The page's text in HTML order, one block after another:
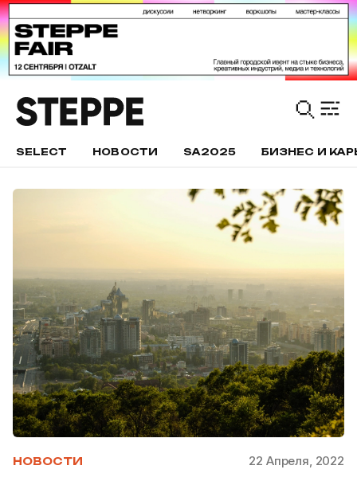
SELECT НОВОСТИ SA2025 БИЗНЕС И
НОВОСТИ 22 Апреля, 2022